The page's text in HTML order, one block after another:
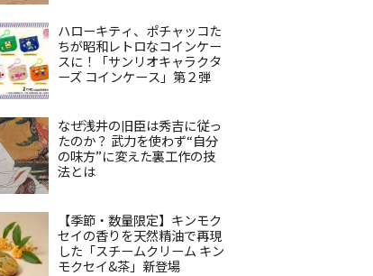
ハローキティ、ポチャッコた
ちが昭和レトロなコインケー
スに！「サンリオキャラクタ
ーズ コインケース」第２弾
なぜ浅井の旧臣は秀吉に従っ
たのか？ 武力を使わず“自分
の味方”に変えた裏工作の技
法とは
【季節・数量限定】キンモク
セイの香りを天然精油で再現
した「スチームクリーム キン
モクセイ&茶」新登場